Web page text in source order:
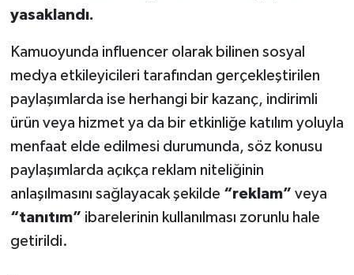
yasaklandı.
Kamuoyunda influencer olarak bilinen sosyal
medya etkileyicileri tarafından gerçekleştirilen
paylaşımlarda ise herhangi bir kazanç, indirimli
ürün veya hizmet ya da bir etkinliğe katılım yoluyla
menfaat elde edilmesi durumunda, söz konusu
paylaşımlarda açıkça reklam niteliğinin
anlaşılmasını sağlayacak şekilde “reklam” veya
“tanıtım” ibarelerinin kullanılması zorunlu hale
getirildi.